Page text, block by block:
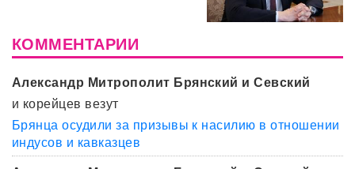
КОММЕНТАРИИ
Александр Митрополит Брянский и Севский
и корейцев везут
Брянца осудили за призывы к насилию в отношении
индусов и кавказцев